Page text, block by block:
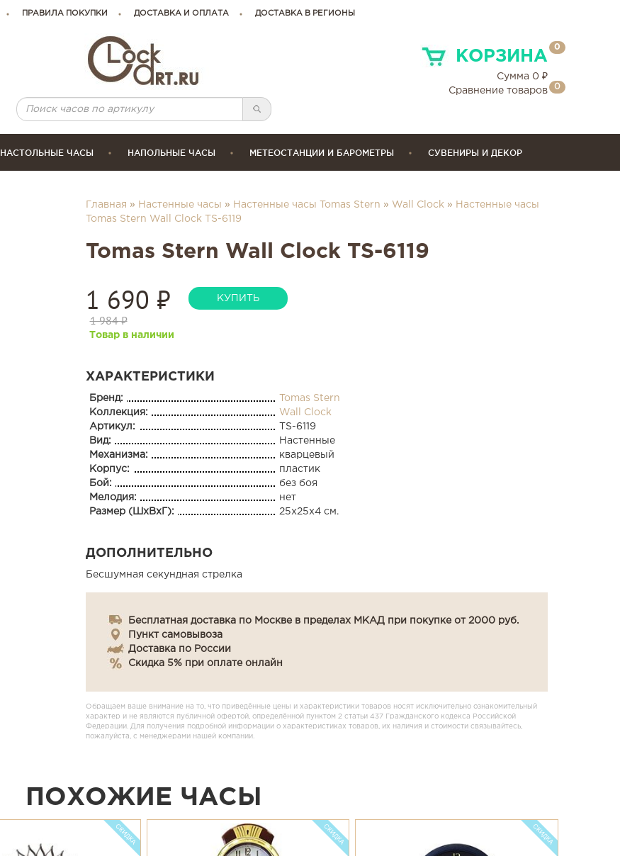
ПРАВИЛА ПОКУПКИ ДОСТАВКА И ОПЛАТА ДОСТАВКА В РЕГИОНЫ
КОРЗИНА
0
Сумма 0 ₽
Сравнение товаров
0
НАСТОЛЬНЫЕ ЧАСЫ НАПОЛЬНЫЕ ЧАСЫ МЕТЕОСТАНЦИИ И БАРОМЕТРЫ СУВЕНИРЫ И ДЕКОР
Главная » Настенные часы » Настенные часы Tomas Stern » Wall Clock » Настенные часы
Tomas Stern Wall Clock TS-6119
Tomas Stern Wall Clock TS-6119
1 690 ₽
1 984 ₽
КУПИТЬ
Товар в наличии
ХАРАКТЕРИСТИКИ
Бренд:
Tomas Stern
Коллекция:
Wall Clock
Артикул:
TS-6119
Вид:
Настенные
Механизма:
кварцевый
Корпус:
пластик
Бой:
без боя
Мелодия:
нет
Размер (ШхВхГ):
25x25x4 см.
ДОПОЛНИТЕЛЬНО
Бесшумная секундная стрелка
Бесплатная доставка по Москве в пределах МКАД при покупке от 2000 руб.
Пункт самовывоза
Доставка по России
Скидка 5% при оплате онлайн
Обращаем ваше внимание на то, что приведённые цены и характеристики товаров носят исключительно ознакомительный
характер и не являются публичной офертой, определённой пунктом 2 статьи 437 Гражданского кодекса Российской
Федерации. Для получения подробной информации о характеристиках товаров, их наличия и стоимости связывайтесь,
пожалуйста, с менеджерами нашей компании.
ПОХОЖИЕ ЧАСЫ